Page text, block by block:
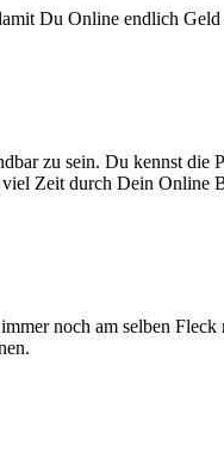
Du Online endlich
zu sein. Du kennst die
Zeit durch Dein Online
noch am selben Fleck